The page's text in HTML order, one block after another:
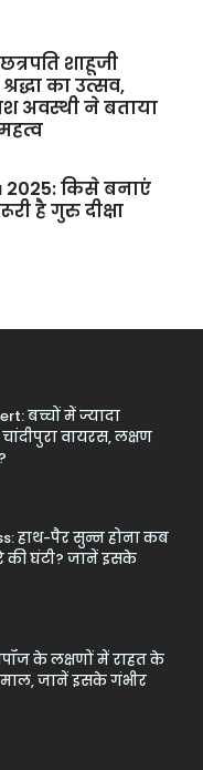
शाहूजी
का उत्सव,
अवस्थी ने बताया
2025: किसे बनाएं
है गुरु दीक्षा
बच्चों में ज्यादा
वायरस, लक्षण
हाथ-पैर सुन्न होना कब
घंटी? जानें इसके
के लक्षणों में राहत के
जानें इसके गंभीर